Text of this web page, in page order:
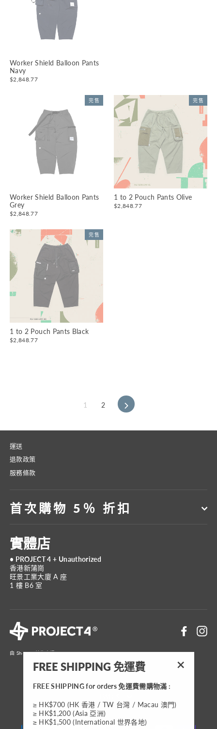
Worker Shield Balloon Pants
Navy
$2,848.77
完售
Worker Shield Balloon Pants
Grey
$2,848.77
完售
1 to 2 Pouch Pants Olive
$2,848.77
完售
1 to 2 Pouch Pants Black
$2,848.77
1 2
下
運送
退款政策
服務條款
首次購物 5％ 折扣
實體店
• PROJECT 4 + Unauthorized
香港新蒲崗
旺景工業大廈 A 座
1 樓 B6 室
由 Shopify 技術支援
貨
幣
FREE SHIPPING 免運費
FREE SHIPPING for orders 免運費需購物滿 :
≥ HK$700 (HK 香港 / TW 台灣 / Macau 澳門)
≥ HK$1,200 (Asia 亞洲)
≥ HK$1,500 (International 世界各地)